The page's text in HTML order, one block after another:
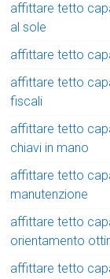
affittare tetto
al sole
affittare tetto
affittare tetto
fiscali
affittare tetto
chiavi in mano
affittare tetto
manutenzione
affittare tetto
orientamento
affittare tetto